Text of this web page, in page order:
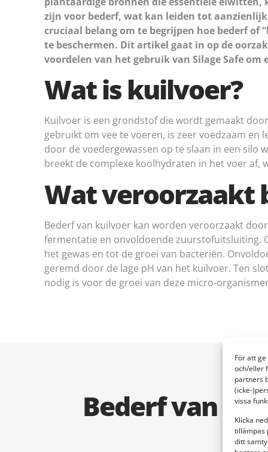
För att
och/eller
partners
(icke-
vissa
Klicka
tillämpas
ditt
zijn voor bederf, wat kan leiden tot
cruciaal belang om te begrijpen hoe bederf of
te beschermen. Dit artikel gaat in op de
voordelen van het gebruik van Silage Safe
Wat is kuilvoer?
Kuilvoer is een grondstof die wordt gemaakt
gebruikt om vee te voeren, is zeer voedzaam
door de voedergewassen op te slaan in een
breekt de complexe koolhydraten in het voer
Wat veroorzaakt
Bederf van kuilvoer kan worden veroorzaakt
fermentatie en onvoldoende zuurstofuitsluiting.
het gewas en tot de groei van bacteriën.
geremd door de lage pH van het kuilvoer. Ten
nodig is voor de groei van deze micro-
Bederf van